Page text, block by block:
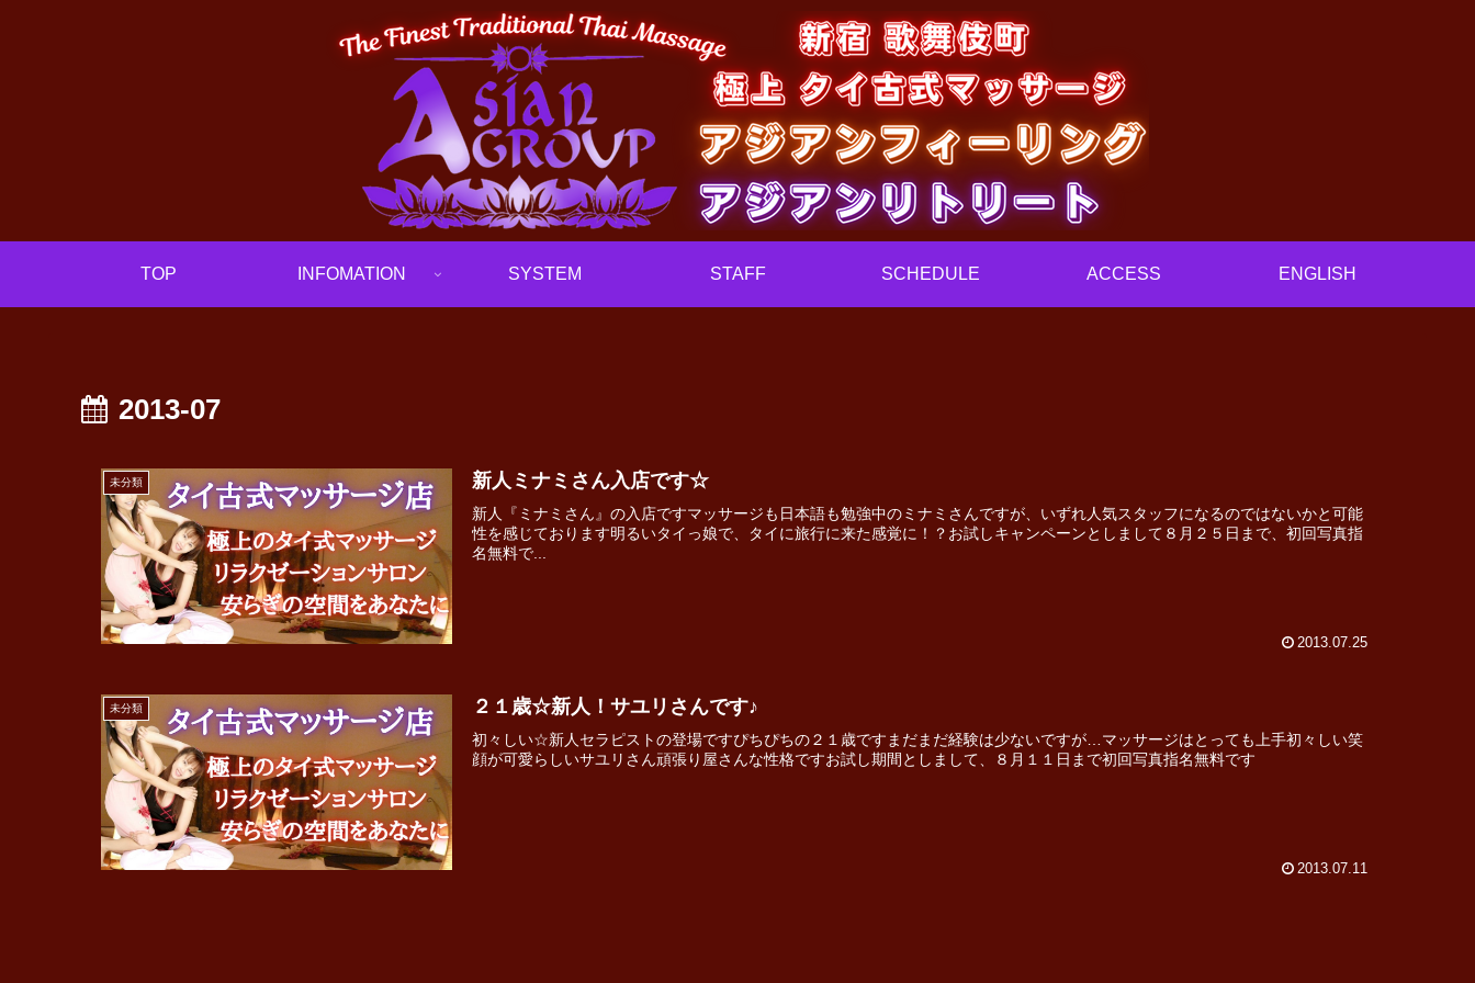
TOP INFOMATION SYSTEM STAFF SCHEDULE ACCESS ENGLISH
2013-07
未分類 新人ミナミさん入店です☆
新人『ミナミさん』の入店ですマッサージも日本語も勉強中のミナミさんですが、いずれ人気スタッフになるのではないかと可能
性を感じております明るいタイっ娘で、タイに旅行に来た感覚に！？お試しキャンペーンとしまして８月２５日まで、初回写真指
名無料で...
2013.07.25
未分類 ２１歳☆新人！サユリさんです♪
初々しい☆新人セラピストの登場ですぴちぴちの２１歳ですまだまだ経験は少ないですが…マッサージはとっても上手初々しい笑
顔が可愛らしいサユリさん頑張り屋さんな性格ですお試し期間としまして、８月１１日まで初回写真指名無料です
2013.07.11